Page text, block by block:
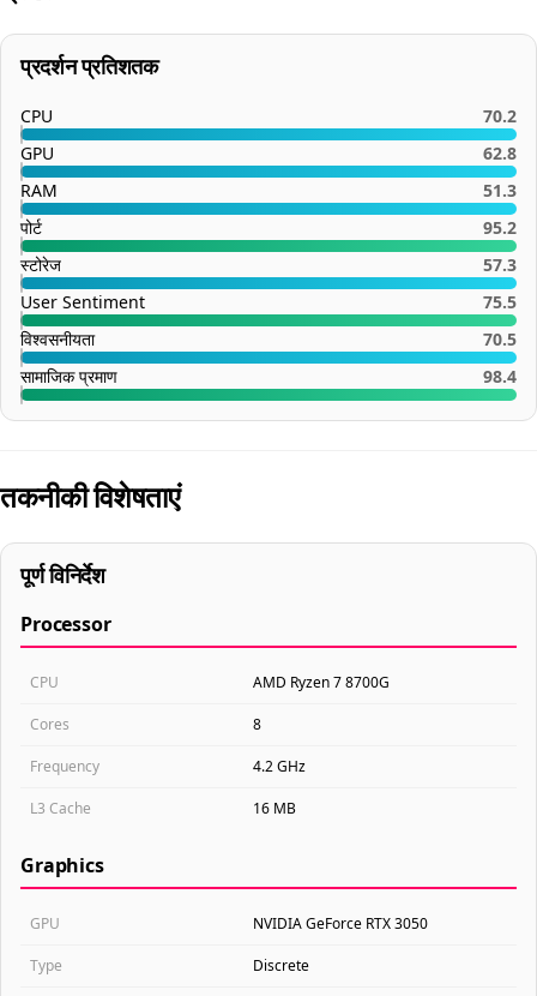
प्रदर्शन प्रतिशतक
CPU
70.2
GPU
62.8
RAM
51.3
पोर्ट
95.2
स्टोरेज
57.3
User Sentiment
75.5
विश्वसनीयता
70.5
सामाजिक प्रमाण
98.4
तकनीकी विशेषताएं
पूर्ण विनिर्देश
Processor
CPU AMD Ryzen 7 8700G
Cores 8
Frequency 4.2 GHz
L3 Cache 16 MB
Graphics
GPU NVIDIA GeForce RTX 3050
Type Discrete